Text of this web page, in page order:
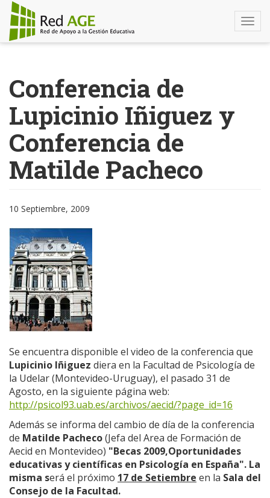
contenido
principal
Conferencia de
Lupicinio Iñiguez y
Conferencia de
Matilde Pacheco
10 Septiembre, 2009
Se encuentra disponible el video de la conferencia que
Lupicinio Iñiguez diera en la Facultad de Psicología de
la Udelar (Montevideo-Uruguay), el pasado 31 de
Agosto, en la siguiente página web:
http://psicol93.uab.es/archivos/aecid/?page_id=16
Además se informa del cambio de día de la conferencia
de Matilde Pacheco(Jefa del Area de Formación de
Aecid en Montevideo) "Becas 2009,Oportunidades
educativas y científicas en Psicología en España". La
misma será el próximo 17 de Setiembre en la Sala del
Consejo de la Facultad.